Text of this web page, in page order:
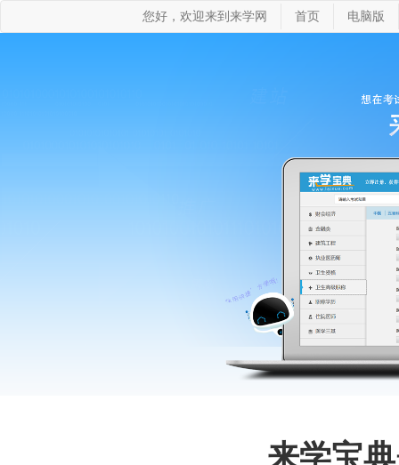
您好，欢迎来到来学网 首页 电脑版
来学宝